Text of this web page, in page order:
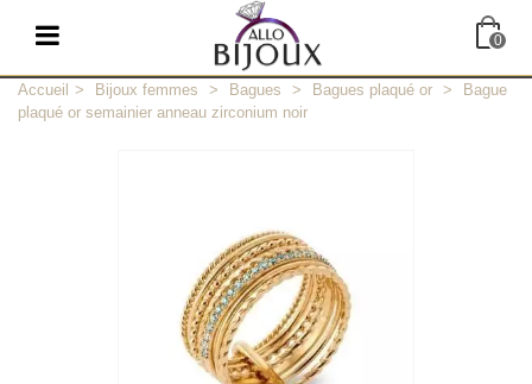
0
Accueil > Bijoux femmes > Bagues > Bagues plaqué or >
Bague
plaqué or semainier anneau zirconium noir